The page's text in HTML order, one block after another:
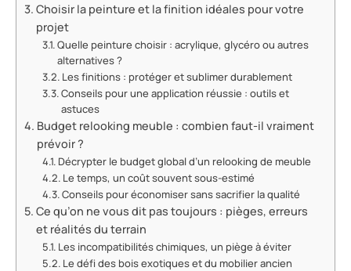
Choisir la peinture et la finition idéales pour votre
projet
Quelle peinture choisir : acrylique, glycéro ou autres
alternatives ?
Les finitions : protéger et sublimer durablement
Conseils pour une application réussie : outils et
astuces
Budget relooking meuble : combien faut-il vraiment
prévoir ?
Décrypter le budget global d’un relooking de meuble
Le temps, un coût souvent sous-estimé
Conseils pour économiser sans sacrifier la qualité
Ce qu’on ne vous dit pas toujours : pièges, erreurs
et réalités du terrain
Les incompatibilités chimiques, un piège à éviter
Le défi des bois exotiques et du mobilier ancien